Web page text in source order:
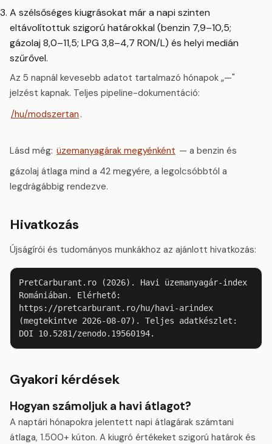
A szélsőséges kiugrásokat már a napi szinten
eltávolítottuk szigorú határokkal (benzin 7,9–10,5;
gázolaj 8,0–11,5; LPG 3,8–4,7 RON/L) és helyi medián
szűrővel.
Az 5 napnál kevesebb adatot tartalmazó hónapok „—"
jelzést kapnak. Teljes pipeline-dokumentáció:
/hu/modszertan .
Lásd még: üzemanyagárak megyénként — a benzin és
gázolaj átlaga mind a 42 megyére, a legolcsóbbtól a
legdrágábbig rendezve.
Hivatkozás
Újságírói és tudományos munkákhoz az ajánlott hivatkozás:
PretCarburant.ro (2026). Havi üzemanyagár-index
Romániában. Elérhető:
https://pretcarburant.ro/hu/havi-arindex
(megtekintve 2026-08-07). Teljes adatkészlet:
DOI 10.5281/zenodo.19560194.
Gyakori kérdések
Hogyan számoljuk a havi átlagot?
A naptári hónapokra jelentett napi átlagárak számtani
átlaga, 1.500+ kúton. A kiugró értékeket szigorú határok és